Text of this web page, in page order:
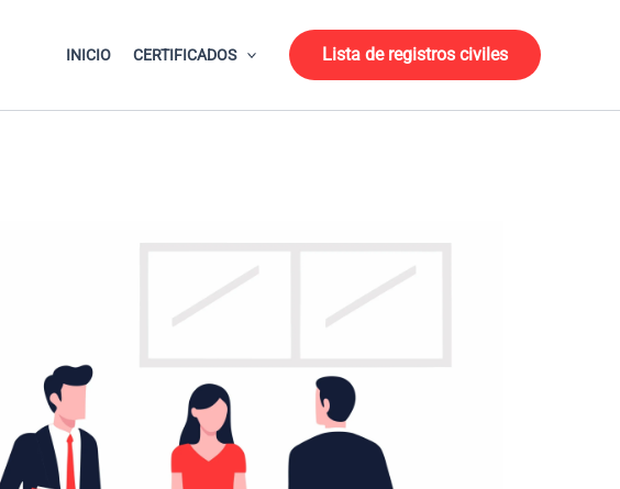
INICIO CERTIFICADOS Lista de registros civiles